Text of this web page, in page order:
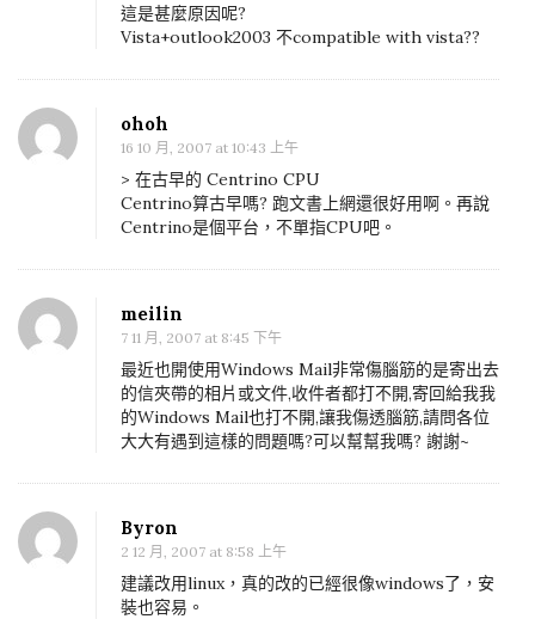
這是甚麼原因呢?
Vista+outlook2003 不compatible with vista??
ohoh
16 10 月, 2007 at 10:43 上午
> 在古早的 Centrino CPU
Centrino算古早嗎? 跑文書上網還很好用啊。再說
Centrino是個平台，不單指CPU吧。
meilin
7 11 月, 2007 at 8:45 下午
最近也開使用Windows Mail非常傷腦筋的是寄出去
的信夾帶的相片或文件,收件者都打不開,寄回給我我
的Windows Mail也打不開,讓我傷透腦筋,請問各位
大大有遇到這樣的問題嗎?可以幫幫我嗎? 謝謝~
Byron
2 12 月, 2007 at 8:58 上午
建議改用linux，真的改的已經很像windows了，安
裝也容易。